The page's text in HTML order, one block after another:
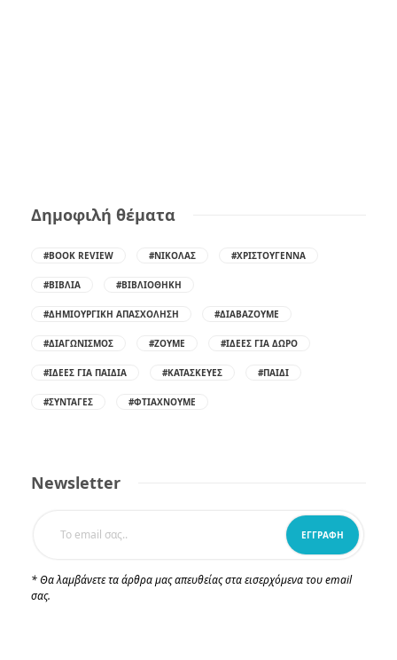
Δημοφιλή θέματα
#BOOK REVIEW #ΝΙΚΌΛΑΣ #ΧΡΙΣΤΟΎΓΕΝΝΑ
#ΒΙΒΛΊΑ #ΒΙΒΛΙΟΘΉΚΗ
#ΔΗΜΙΟΥΡΓΙΚΉ ΑΠΑΣΧΌΛΗΣΗ #ΔΙΑΒΆΖΟΥΜΕ
#ΔΙΑΓΩΝΙΣΜΌΣ #ΖΟΎΜΕ #ΙΔΈΕΣ ΓΙΑ ΔΏΡΟ
#ΙΔΈΕΣ ΓΙΑ ΠΑΙΔΙΆ #ΚΑΤΑΣΚΕΥΈΣ #ΠΑΙΔΊ
#ΣΥΝΤΑΓΈΣ #ΦΤΙΆΧΝΟΥΜΕ
Newsletter
* Θα λαμβάνετε τα άρθρα μας απευθείας στα εισερχόμενα του email
σας.